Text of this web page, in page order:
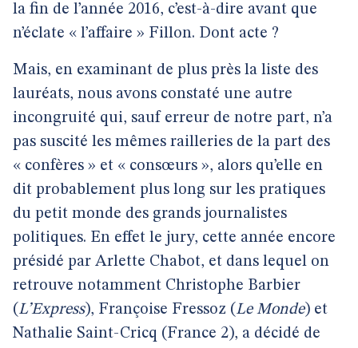
la fin de l’année 2016, c’est-à-dire avant que
n’éclate « l’affaire » Fillon. Dont acte ?
Mais, en examinant de plus près la liste des
lauréats, nous avons constaté une autre
incongruité qui, sauf erreur de notre part, n’a
pas suscité les mêmes railleries de la part des
« confères » et « consœurs », alors qu’elle en
dit probablement plus long sur les pratiques
du petit monde des grands journalistes
politiques. En effet le jury, cette année encore
présidé par Arlette Chabot, et dans lequel on
retrouve notamment Christophe Barbier
(L’Express), Françoise Fressoz (Le Monde) et
Nathalie Saint-Cricq (France 2), a décidé de